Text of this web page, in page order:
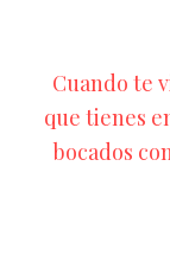
Cuando te
que tienes
bocados